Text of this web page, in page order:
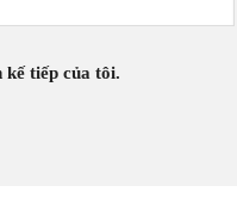
tiếp của tôi.